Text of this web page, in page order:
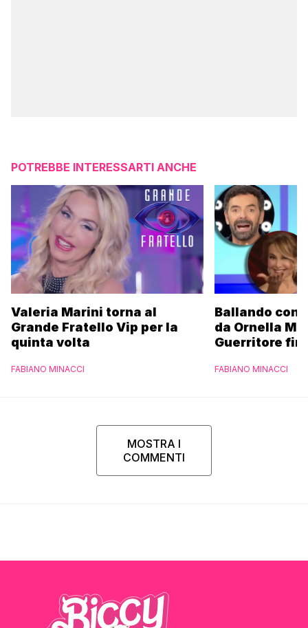
POTREBBE INTERESSARTI ANCHE
Valeria Marini torna al
Grande Fratello Vip per la
quinta volta
FABIANO MINACCI
Ballando con
da Ornella
Guerritore
l’esclusiva di
FABIANO MINACCI
MOSTRA I
COMMENTI